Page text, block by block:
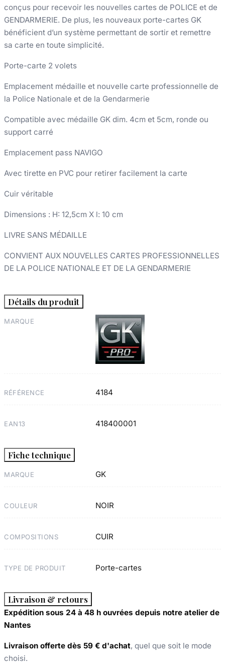
conçus pour recevoir les nouvelles cartes de POLICE et de
GENDARMERIE. De plus, les nouveaux porte-cartes GK
bénéficient d’un système permettant de sortir et remettre
sa carte en toute simplicité.
Porte-carte 2 volets
Emplacement médaille et nouvelle carte professionnelle de
la Police Nationale et de la Gendarmerie
Compatible avec médaille GK dim. 4cm et 5cm, ronde ou
support carré
Emplacement pass NAVIGO
Avec tirette en PVC pour retirer facilement la carte
Cuir véritable
Dimensions : H: 12,5cm X l: 10 cm
LIVRE SANS MÉDAILLE
CONVIENT AUX NOUVELLES CARTES PROFESSIONNELLES
DE LA POLICE NATIONALE ET DE LA GENDARMERIE
Détails du produit
MARQUE
RÉFÉRENCE 4184
EAN13 418400001
Fiche technique
MARQUE GK
COULEUR NOIR
COMPOSITIONS CUIR
TYPE DE PRODUIT Porte-cartes
Livraison & retours
Expédition sous 24 à 48 h ouvrées depuis notre atelier de
Nantes
Livraison offerte dès 59 € d'achat, quel que soit le mode
choisi.